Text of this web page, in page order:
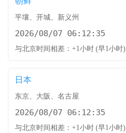
平壤、开城、新义州
2026/08/07 06:12:36
与北京时间相差：+1小时 (早1小时)
日本
东京、大阪、名古屋
2026/08/07 06:12:36
与北京时间相差：+1小时 (早1小时)